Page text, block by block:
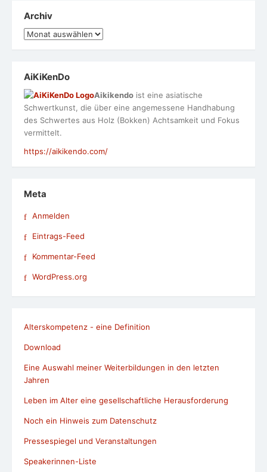
Archiv
Archiv
AiKiKenDo
Aikikendo ist eine asiatische
Schwertkunst, die über eine angemessene Handhabung
des Schwertes aus Holz (Bokken) Achtsamkeit und Fokus
vermittelt.
https://aikikendo.com/
Meta
Anmelden
Eintrags-Feed
Kommentar-Feed
WordPress.org
Alterskompetenz - eine Definition
Download
Eine Auswahl meiner Weiterbildungen in den letzten
Jahren
Leben im Alter eine gesellschaftliche Herausforderung
Noch ein Hinweis zum Datenschutz
Pressespiegel und Veranstaltungen
Speakerinnen-Liste